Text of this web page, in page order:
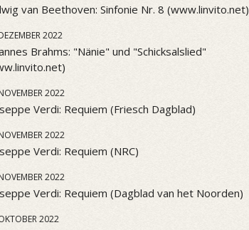
van Beethoven: Sinfonie Nr. 8 (www.linvito.net)
2022
Brahms: "Nänie" und "Schicksalslied"
2022
Verdi: Requiem (Friesch Dagblad)
2022
Verdi: Requiem (NRC)
2022
Verdi: Requiem (Dagblad van het Noorden)
2022